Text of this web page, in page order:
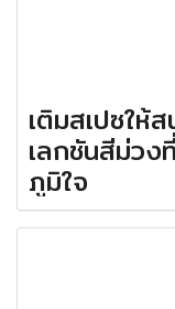
เติมสเปซใ
เลกชันสีม่วง
ภูมิใจ